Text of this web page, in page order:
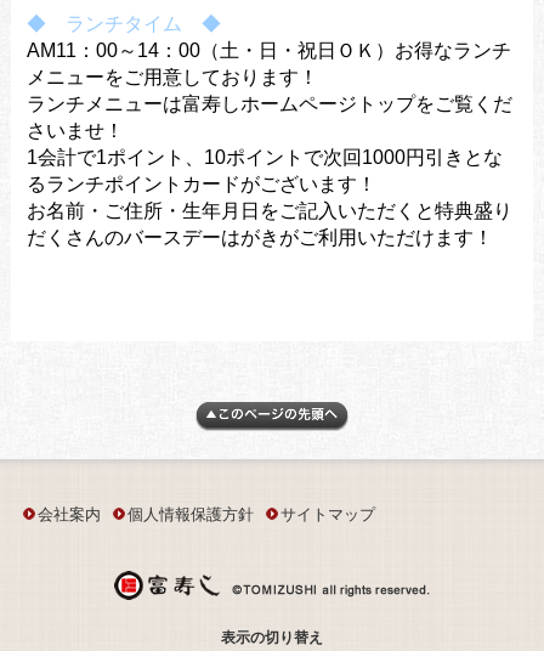
◆ ランチタイム ◆
AM11：00～14：00（土・日・祝日ＯＫ）お得なランチ
メニューをご用意しております！
ランチメニューは富寿しホームページトップをご覧くだ
さいませ！
1会計で1ポイント、10ポイントで次回1000円引きとな
るランチポイントカードがございます！
お名前・ご住所・生年月日をご記入いただくと特典盛り
だくさんのバースデーはがきがご利用いただけます！
会社案内 個人情報保護方針 サイトマップ
表示の切り替え